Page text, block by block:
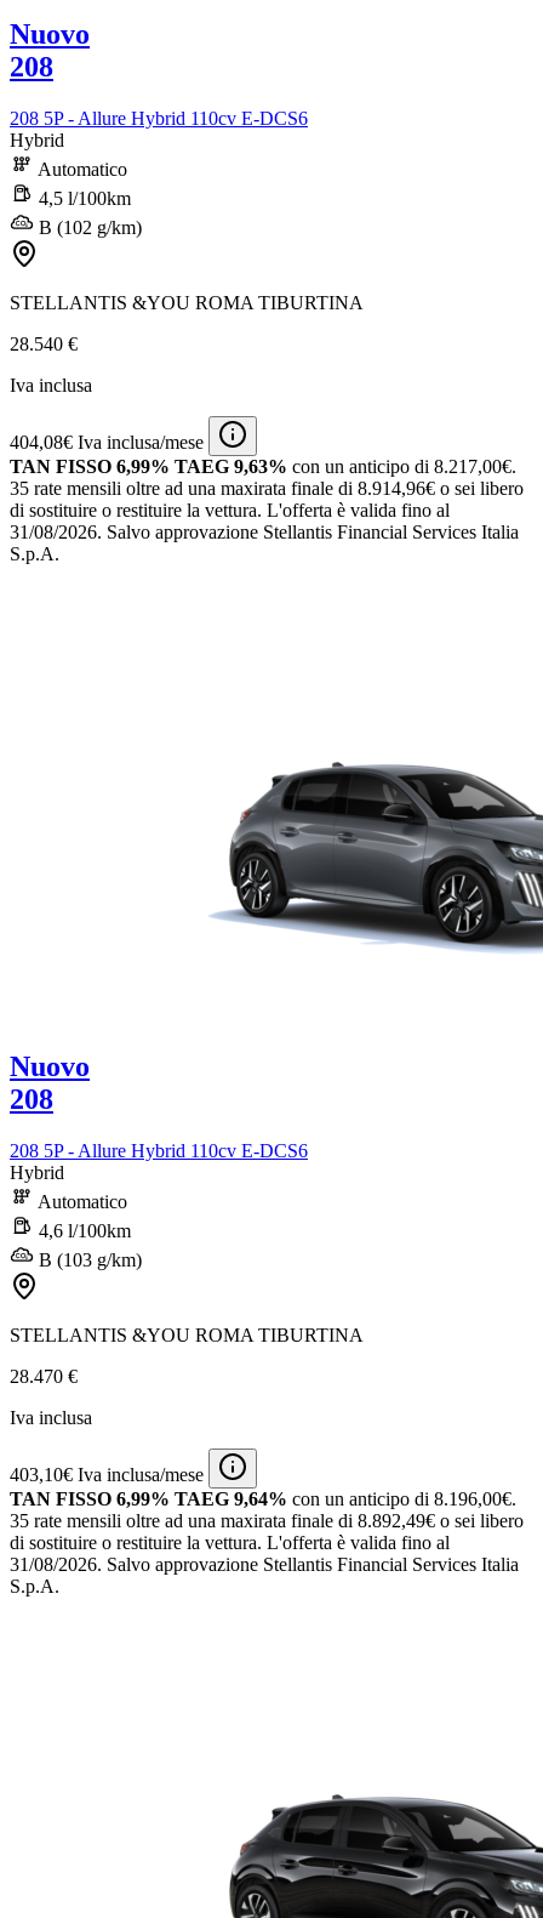
Nuovo
208
208 5P - Allure Hybrid 110cv E-DCS6
Hybrid
Automatico
4,5 l/100km
B (102 g/km)
STELLANTIS &YOU ROMA TIBURTINA
28.540 €
Iva inclusa
404,08€ Iva inclusa/mese
TAN FISSO 6,99% TAEG 9,63% con un anticipo di 8.217,00€.
35 rate mensili oltre ad una maxirata finale di 8.914,96€ o sei libero
di sostituire o restituire la vettura. L'offerta è valida fino al
31/08/2026. Salvo approvazione Stellantis Financial Services Italia
S.p.A.
Nuovo
208
208 5P - Allure Hybrid 110cv E-DCS6
Hybrid
Automatico
4,6 l/100km
B (103 g/km)
STELLANTIS &YOU ROMA TIBURTINA
28.470 €
Iva inclusa
403,10€ Iva inclusa/mese
TAN FISSO 6,99% TAEG 9,64% con un anticipo di 8.196,00€.
35 rate mensili oltre ad una maxirata finale di 8.892,49€ o sei libero
di sostituire o restituire la vettura. L'offerta è valida fino al
31/08/2026. Salvo approvazione Stellantis Financial Services Italia
S.p.A.